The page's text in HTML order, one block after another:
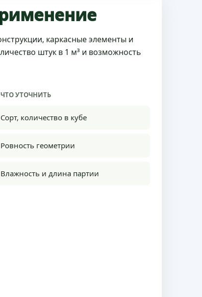
и МО
Купить Подробнее
каркасные элементы и
штук в 1 м³ и возможность
ЧТО УТОЧНИТЬ
Сорт, количество в кубе
Ровность геометрии
Влажность и длина партии